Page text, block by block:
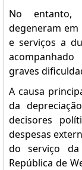
No entanto,
degeneram em
e serviços a
graves
A causa
da
decisores
despesas
do serviço
República de